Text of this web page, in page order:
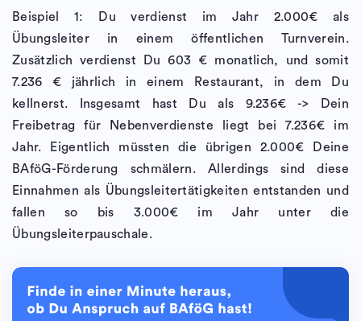
Beispiel 1: Du verdienst im Jahr 2.000€ als
Übungsleiter in einem öffentlichen Turnverein.
Zusätzlich verdienst Du 603 € monatlich, und somit
7.236 € jährlich in einem Restaurant, in dem Du
kellnerst. Insgesamt hast Du als 9.236€ -> Dein
Freibetrag für Nebenverdienste liegt bei 7.236€ im
Jahr. Eigentlich müssten die übrigen 2.000€ Deine
BAföG-Förderung schmälern. Allerdings sind diese
Einnahmen als Übungsleitertätigkeiten entstanden und
fallen so bis 3.000€ im Jahr unter die
Übungsleiterpauschale.